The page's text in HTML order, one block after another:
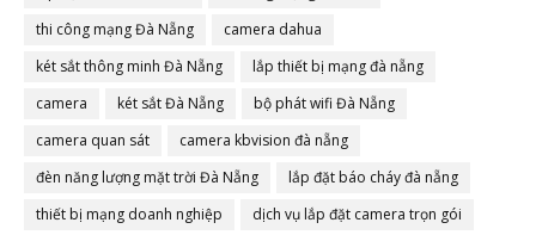
thi công mạng Đà Nẵng
camera dahua
két sắt thông minh Đà Nẵng
lắp thiết bị mạng đà nẵng
camera
két sắt Đà Nẵng
bộ phát wifi Đà Nẵng
camera quan sát
camera kbvision đà nẵng
đèn năng lượng mặt trời Đà Nẵng
lắp đặt báo cháy đà nẵng
thiết bị mạng doanh nghiệp
dịch vụ lắp đặt camera trọn gói